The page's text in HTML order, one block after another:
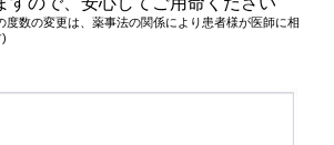
度数の変更は、薬事法の関係により患者様が医師に相